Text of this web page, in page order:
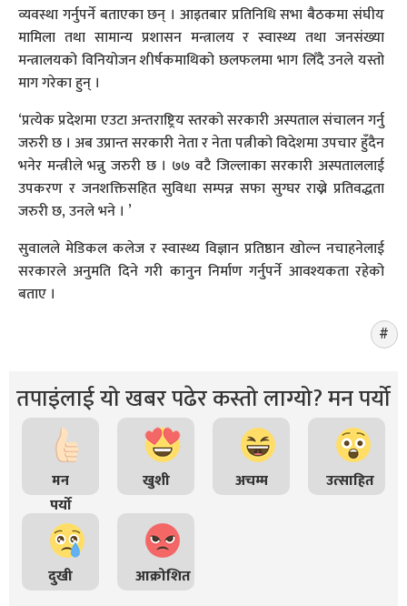
व्यवस्था गर्नुपर्ने बताएका छन् । आइतबार प्रतिनिधि सभा बैठकमा संघीय
मामिला तथा सामान्य प्रशासन मन्त्रालय र स्वास्थ्य तथा जनसंख्या
मन्त्रालयको विनियोजन शीर्षकमाथिको छलफलमा भाग लिँदै उनले यस्तो
माग गरेका हुन् ।
‘प्रत्येक प्रदेशमा एउटा अन्तराष्ट्रिय स्तरको सरकारी अस्पताल संचालन गर्नु
जरुरी छ । अब उप्रान्त सरकारी नेता र नेता पत्नीको विदेशमा उपचार हुँदैन
भनेर मन्त्रीले भन्नु जरुरी छ । ७७ वटै जिल्लाका सरकारी अस्पताललाई
उपकरण र जनशक्तिसहित सुविधा सम्पन्न सफा सुग्घर राख्ने प्रतिवद्धता
जरुरी छ, उनले भने । ’
सुवालले मेडिकल कलेज र स्वास्थ्य विज्ञान प्रतिष्ठान खोल्न नचाहनेलाई
सरकारले अनुमति दिने गरी कानुन निर्माण गर्नुपर्ने आवश्यकता रहेको
बताए ।
तपाइंलाई यो खबर पढेर कस्तो लाग्यो? मन पर्यो
मन
पर्यो
खुशी अचम्म उत्साहित
दुखी आक्रोशित